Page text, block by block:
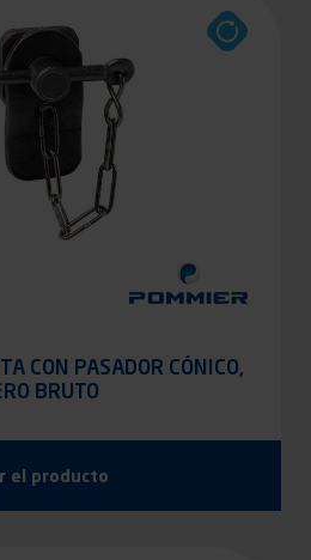
CON PASADOR CÓNICO,
BRUTO
el producto